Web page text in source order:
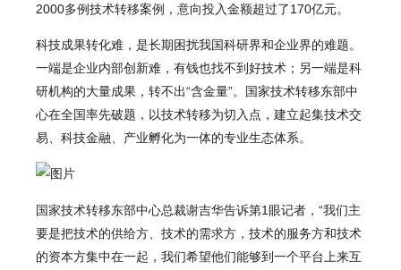
2000多例技术转移案例，意向投入金额超过了170亿元。
科技成果转化难，是长期困扰我国科研界和企业界的难题。
一端是企业内部创新难，有钱也找不到好技术；另一端是科
研机构的大量成果，转不出“含金量”。国家技术转移东部中
心在全国率先破题，以技术转移为切入点，建立起集技术交
易、科技金融、产业孵化为一体的专业生态体系。
国家技术转移东部中心总裁谢吉华告诉第1眼记者，“我们主
要是把技术的供给方、技术的需求方，技术的服务方和技术
的资本方集中在一起，我们希望他们能够到一个平台上来互